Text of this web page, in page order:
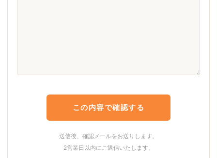
送信後、確認メールをお送りします。
2営業日以内にご返信いたします。